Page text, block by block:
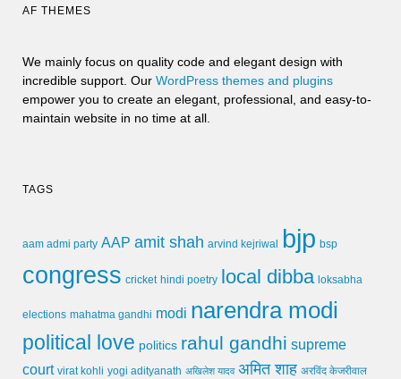
AF THEMES
We mainly focus on quality code and elegant design with
incredible support. Our WordPress themes and plugins
empower you to create an elegant, professional, and easy-to-
maintain website in no time at all.
TAGS
aam admi party AAP amit shah arvind kejriwal bjp bsp
congress cricket hindi poetry local dibba loksabha
elections mahatma gandhi modi narendra modi
political love politics rahul gandhi supreme
court virat kohli yogi adityanath अखिलेश यादव अमित शाह अरविंद केजरीवाल